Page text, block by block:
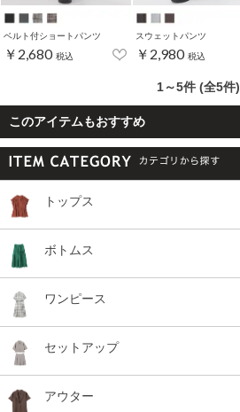
ベルト付ショートパンツ
￥2,680 税込
スウェットパンツ
￥2,980 税込
1～5件 (全5件)
このアイテムもおすすめ
トップス
ボトムス
ワンピース
セットアップ
アウター